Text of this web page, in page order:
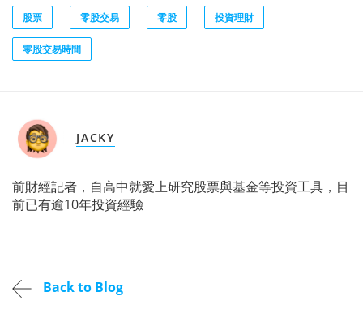
股票 零股交易 零股 投資理財
零股交易時間
JACKY
前財經記者，自高中就愛上研究股票與基金等投資工具，目
前已有逾10年投資經驗
Back to Blog